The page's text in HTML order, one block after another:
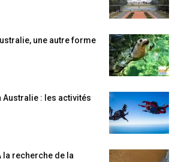
une autre forme
: les activités
la recherche de la